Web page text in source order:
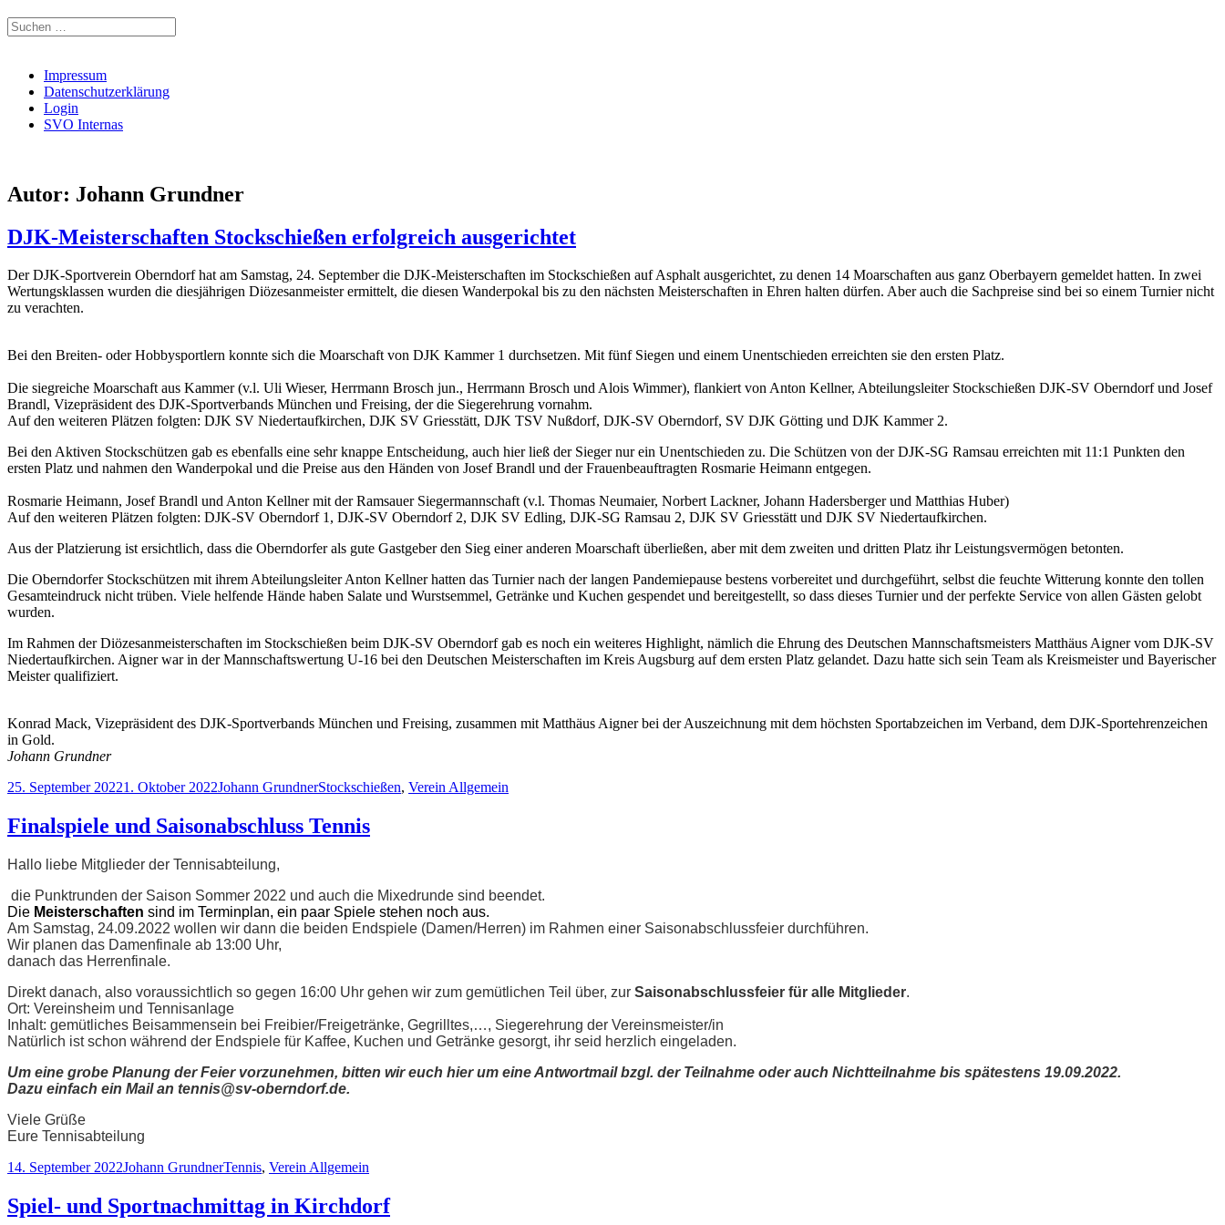
Suchen
nach:
Impressum
Datenschutzerklärung
Login
SVO Internas
Autor: Johann Grundner
DJK-Meisterschaften Stockschießen erfolgreich ausgerichtet
Der DJK-Sportverein Oberndorf hat am Samstag, 24. September die DJK-Meisterschaften im Stockschießen auf Asphalt ausgerichtet, zu denen 14 Moarschaften aus ganz Oberbayern gemeldet hatten. In zwei
Wertungsklassen wurden die diesjährigen Diözesanmeister ermittelt, die diesen Wanderpokal bis zu den nächsten Meisterschaften in Ehren halten dürfen. Aber auch die Sachpreise sind bei so einem Turnier nicht
zu verachten.
Bei den Breiten- oder Hobbysportlern konnte sich die Moarschaft von DJK Kammer 1 durchsetzen. Mit fünf Siegen und einem Unentschieden erreichten sie den ersten Platz.
Die siegreiche Moarschaft aus Kammer (v.l. Uli Wieser, Herrmann Brosch jun., Herrmann Brosch und Alois Wimmer), flankiert von Anton Kellner, Abteilungsleiter Stockschießen DJK-SV Oberndorf und Josef
Brandl, Vizepräsident des DJK-Sportverbands München und Freising, der die Siegerehrung vornahm.
Auf den weiteren Plätzen folgten: DJK SV Niedertaufkirchen, DJK SV Griesstätt, DJK TSV Nußdorf, DJK-SV Oberndorf, SV DJK Götting und DJK Kammer 2.
Bei den Aktiven Stockschützen gab es ebenfalls eine sehr knappe Entscheidung, auch hier ließ der Sieger nur ein Unentschieden zu. Die Schützen von der DJK-SG Ramsau erreichten mit 11:1 Punkten den
ersten Platz und nahmen den Wanderpokal und die Preise aus den Händen von Josef Brandl und der Frauenbeauftragten Rosmarie Heimann entgegen.
Rosmarie Heimann, Josef Brandl und Anton Kellner mit der Ramsauer Siegermannschaft (v.l. Thomas Neumaier, Norbert Lackner, Johann Hadersberger und Matthias Huber)
Auf den weiteren Plätzen folgten: DJK-SV Oberndorf 1, DJK-SV Oberndorf 2, DJK SV Edling, DJK-SG Ramsau 2, DJK SV Griesstätt und DJK SV Niedertaufkirchen.
Aus der Platzierung ist ersichtlich, dass die Oberndorfer als gute Gastgeber den Sieg einer anderen Moarschaft überließen, aber mit dem zweiten und dritten Platz ihr Leistungsvermögen betonten.
Die Oberndorfer Stockschützen mit ihrem Abteilungsleiter Anton Kellner hatten das Turnier nach der langen Pandemiepause bestens vorbereitet und durchgeführt, selbst die feuchte Witterung konnte den tollen
Gesamteindruck nicht trüben. Viele helfende Hände haben Salate und Wurstsemmel, Getränke und Kuchen gespendet und bereitgestellt, so dass dieses Turnier und der perfekte Service von allen Gästen gelobt
wurden.
Im Rahmen der Diözesanmeisterschaften im Stockschießen beim DJK-SV Oberndorf gab es noch ein weiteres Highlight, nämlich die Ehrung des Deutschen Mannschaftsmeisters Matthäus Aigner vom DJK-SV
Niedertaufkirchen. Aigner war in der Mannschaftswertung U-16 bei den Deutschen Meisterschaften im Kreis Augsburg auf dem ersten Platz gelandet. Dazu hatte sich sein Team als Kreismeister und Bayerischer
Meister qualifiziert.
Konrad Mack, Vizepräsident des DJK-Sportverbands München und Freising, zusammen mit Matthäus Aigner bei der Auszeichnung mit dem höchsten Sportabzeichen im Verband, dem DJK-Sportehrenzeichen
in Gold.
Johann Grundner
Veröffentlicht
25. September 20221. Oktober 2022Autor
Johann GrundnerKategorien
Stockschießen, Verein Allgemein
Finalspiele und Saisonabschluss Tennis
Hallo liebe Mitglieder der Tennisabteilung,
die Punktrunden der Saison Sommer 2022 und auch die Mixedrunde sind beendet.
Die Meisterschaften sind im Terminplan, ein paar Spiele stehen noch aus.
Am Samstag, 24.09.2022 wollen wir dann die beiden Endspiele (Damen/Herren) im Rahmen einer Saisonabschlussfeier durchführen.
Wir planen das Damenfinale ab 13:00 Uhr,
danach das Herrenfinale.
Direkt danach, also voraussichtlich so gegen 16:00 Uhr gehen wir zum gemütlichen Teil über, zur Saisonabschlussfeier für alle Mitglieder.
Ort: Vereinsheim und Tennisanlage
Inhalt: gemütliches Beisammensein bei Freibier/Freigetränke, Gegrilltes,…, Siegerehrung der Vereinsmeister/in
Natürlich ist schon während der Endspiele für Kaffee, Kuchen und Getränke gesorgt, ihr seid herzlich eingeladen.
Um eine grobe Planung der Feier vorzunehmen, bitten wir euch hier um eine Antwortmail bzgl. der Teilnahme oder auch Nichtteilnahme bis spätestens 19.09.2022.
Dazu einfach ein Mail an tennis@sv-oberndorf.de.
Viele Grüße
Eure Tennisabteilung
Veröffentlicht
14. September 2022Autor
Johann GrundnerKategorien
Tennis, Verein Allgemein
Spiel- und Sportnachmittag in Kirchdorf